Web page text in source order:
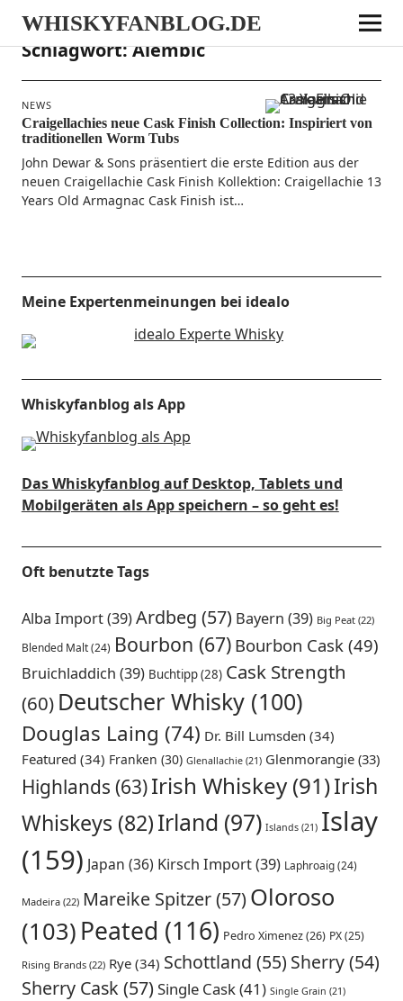
WHISKYFANBLOG.DE
Schlagwort:Alembic
NEWS
Craigellachies neue Cask Finish Collection: Inspiriert von
traditionellen Worm Tubs
John Dewar & Sons prä­sen­tiert die ers­te Edi­ti­on aus der
neu­en Crai­gel­lachie Cask Finish Kol­lek­ti­on: Crai­gel­lachie 13
Years Old Arma­gnac Cask Finish ist…
Meine Expertenmeinungen bei idealo
Whiskyfanblog als App
Das Whiskyfanblog auf Desktop, Tablets und
Mobilgeräten als App speichern – so geht es!
Oft benutzte Tags
Alba Import(39)Ardbeg (57) Bayern (39) Big Peat(22)
Blended Malt(24) Bourbon (67) Bourbon Cask(49)
Bruichladdich (39) Buchtipp(28) Cask Strength
(60) Deutscher Whisky(100)
Douglas Laing (74) Dr. Bill Lumsden (34)
Featured (34) Franken (30) Glenallachie(21) Glenmorangie(33)
Highlands (63)Irish Whiskey(91)Irish
Whiskeys (82)Irland (97) Islands(21) Islay
(159) Japan (36) Kirsch Import(39) Laphroaig(24)
Madeira(22) Mareike Spitzer(57)Oloroso
(103) Peated (116) Pedro Ximenez(26) PX(25)
Rising Brands(22) Rye(34) Schottland (55) Sherry(54)
Sherry Cask (57)Single Cask(41) Single Grain (21)